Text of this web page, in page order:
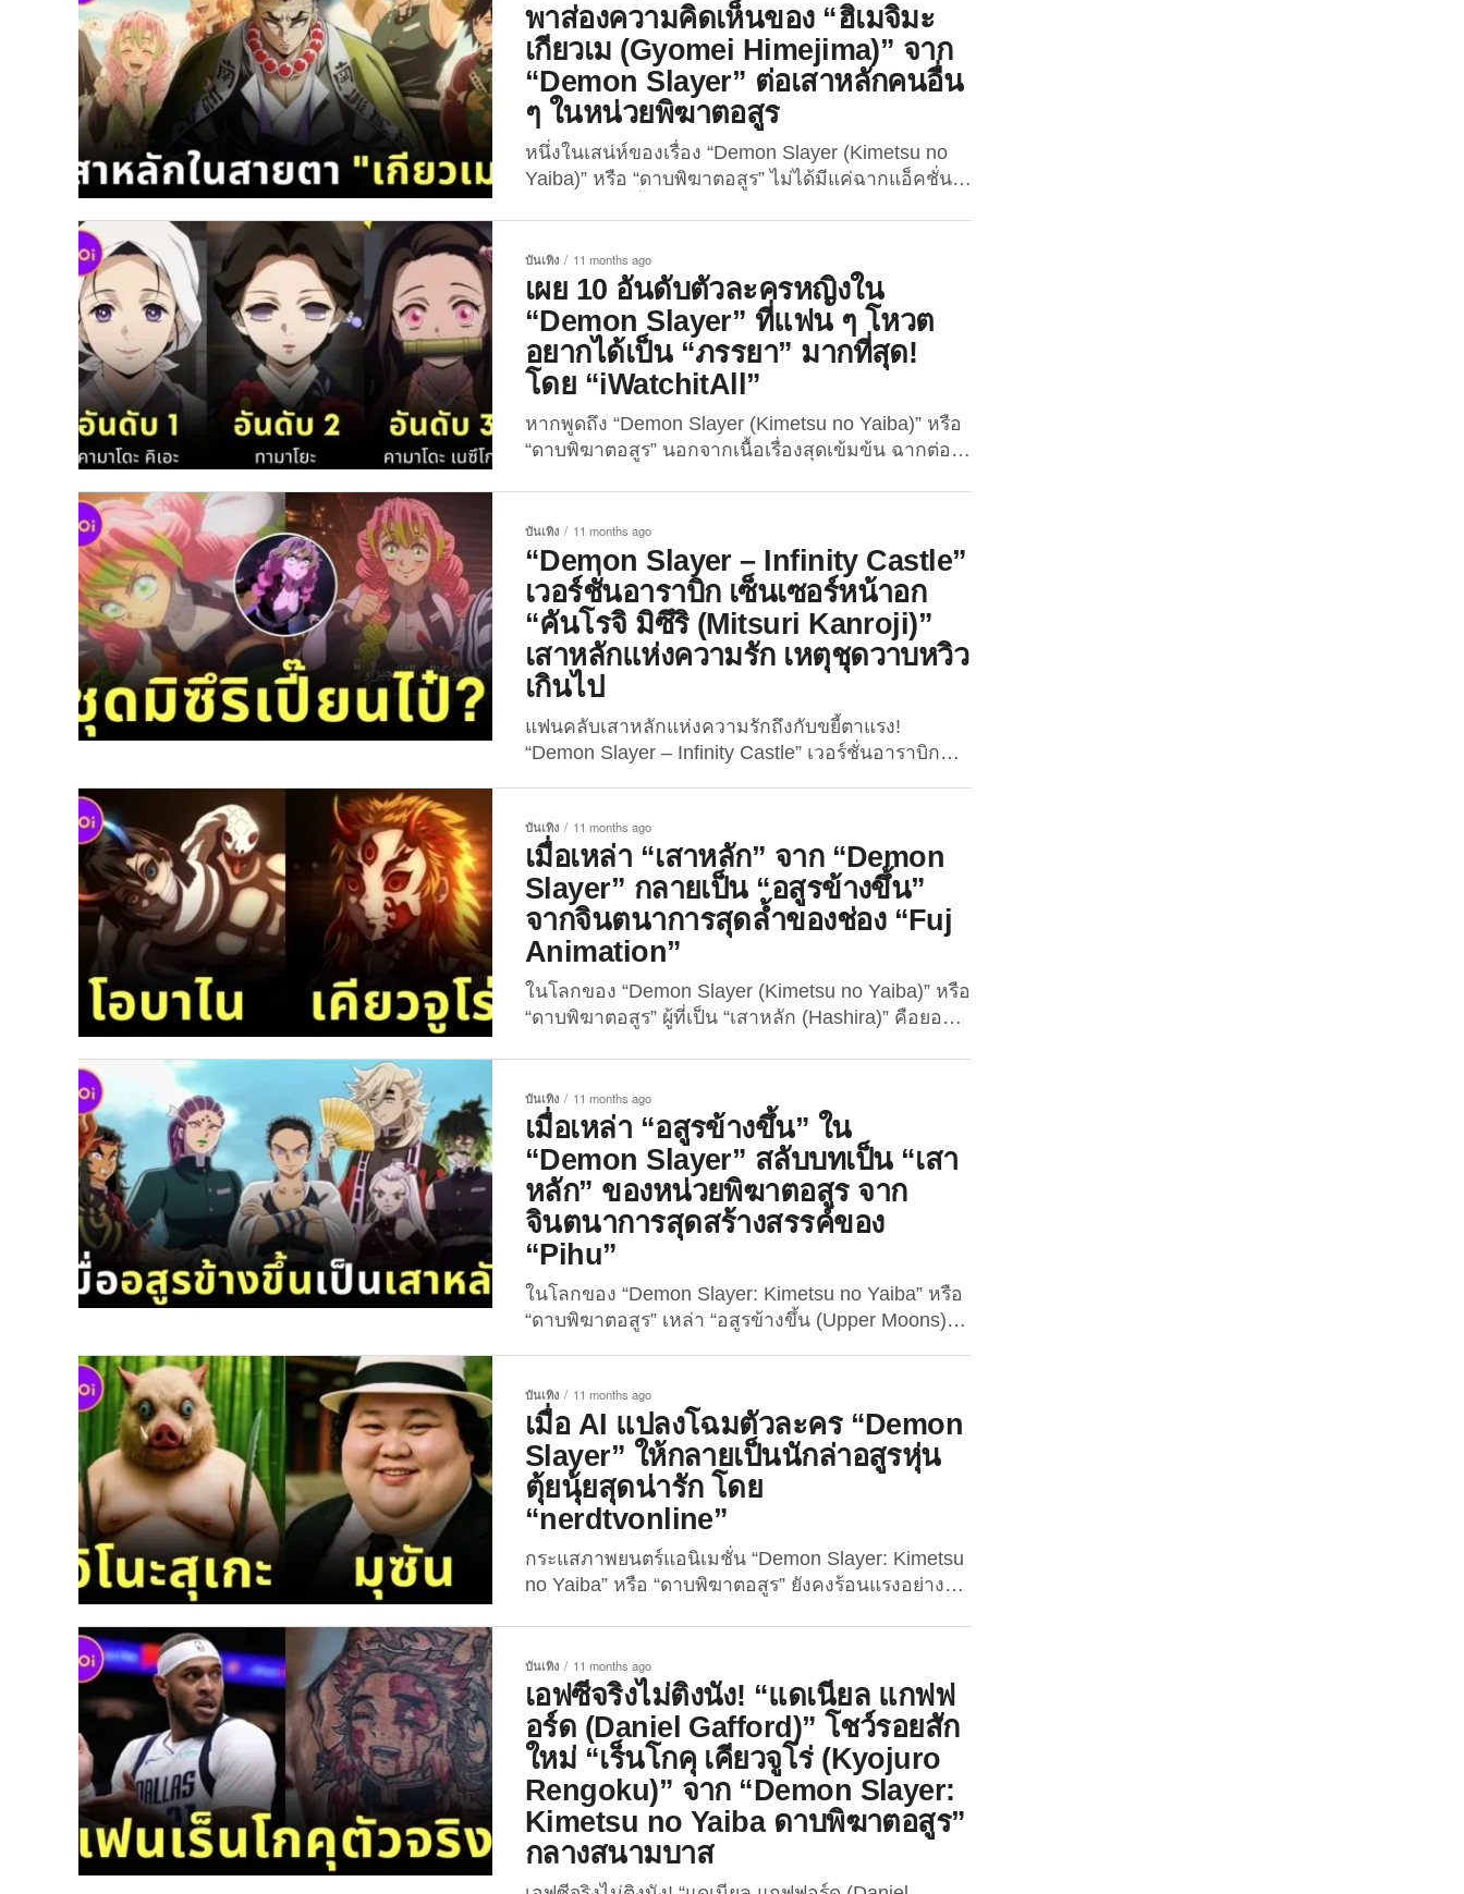
โลกออนไลน์ก็มีไวรัลใหม่จากผู้ใช้ “Instagram” ชื่อว่า
“demonslayer.page” ที่ได้โพสต์ภาพ Before & After...
พาส่องความคิดเห็นของ “ฮิเมจิมะ
เกียวเม (Gyomei Himejima)” จาก
“Demon Slayer” ต่อเสาหลักคนอื่น
ๆ ในหน่วยพิฆาตอสูร
หนึ่งในเสน่ห์ของเรื่อง “Demon Slayer (Kimetsu no
Yaiba)” หรือ “ดาบพิฆาตอสูร” ไม่ได้มีแค่ฉากแอ็คชั่น
กลุ่ม “เสาหลัก (Hashiras)” ซึ่งเป็นยอดนักล่าอสูรของ
หน่วยพิฆาตอสูร หากเพื่อน ๆ อ่านมังงะของการ์ตูน
เรื่องนี้ ในช่วงท้ายของหนังสือการ์ตูน ช่วง “ซุบซิบยุค
ไทโช” ซึ่งจะเผยข้อมูลเสริมจากต้นฉบับมังงะ โดยใน
ช่วงหนึ่ง...
บันเทิง 11 months ago
เผย 10 อันดับตัวละครหญิงใน
“Demon Slayer” ที่แฟน ๆ โหวต
อยากได้เป็น “ภรรยา” มากที่สุด!
โดย “iWatchitAll”
หากพูดถึง “Demon Slayer (Kimetsu no Yaiba)” หรือ
“ดาบพิฆาตอสูร” นอกจากเนื้อเรื่องสุดเข้มข้น ฉากต่อสู้
ละครหญิงที่ทั้งน่ารัก เท่ และมีเสน่ห์ในแบบของตัวเอง!
ดังนั้นในบทความนี้ The Joi เลยจะพาเพื่อน ๆ ไปส่อง
10 อันดับตัวละครหญิงใน “Demon...
บันเทิง 11 months ago
“Demon Slayer – Infinity Castle”
เวอร์ชั่นอาราบิก เซ็นเซอร์หน้าอก
“คันโรจิ มิซึริ (Mitsuri Kanroji)”
เสาหลักแห่งความรัก เหตุชุดวาบหวิว
เกินไป
แฟนคลับเสาหลักแห่งความรักถึงกับขยี้ตาแรง!
“Demon Slayer – Infinity Castle” เวอร์ชั่นอาราบิก
ผ่านมา ผู้ใช้บัญชี “Reddit” รายหนึ่งได้ออกมาโพสต์
ภาพและแชร์เรื่องราวสุดแปลกเกี่ยวกับภาพยนตร์แอนิ
เมชั่นชื่อดัง “Demon Slayer: Infinity...
บันเทิง 11 months ago
เมื่อเหล่า “เสาหลัก” จาก “Demon
Slayer” กลายเป็น “อสูรข้างขึ้น”
จากจินตนาการสุดล้ำของช่อง “Fuj
Animation”
ในโลกของ “Demon Slayer (Kimetsu no Yaiba)” หรือ
“ดาบพิฆาตอสูร” ผู้ที่เป็น “เสาหลัก (Hashira)” คือยอด
มีการแชร์ผลงานจากช่อง “YouTube” ชื่อว่า “Fuj
Animation” ที่ตั้งคำถามสมมุติว่า “ถ้าเหล่าเสาหลัก
กลายเป็นหนึ่งใน 12 อสูรจันทราของราชาอสูรอย่าง “คิ
บุตสึจิ มุซัน...
บันเทิง 11 months ago
เมื่อเหล่า “อสูรข้างขึ้น” ใน
“Demon Slayer” สลับบทเป็น “เสา
หลัก” ของหน่วยพิฆาตอสูร จาก
จินตนาการสุดสร้างสรรค์ของ
“Pihu”
ในโลกของ “Demon Slayer: Kimetsu no Yaiba” หรือ
“ดาบพิฆาตอสูร” เหล่า “อสูรข้างขึ้น (Upper Moons)”
กำจัดเหล่าอสูรให้สิ้นซาก แต่เพื่อน ๆ เคยคิดเล่น ๆ มั้ย
ว่า… จะเกิดอะไรขึ้นหากสองฝ่ายนี้ “สลับบทบาท” กัน?
...
บันเทิง 11 months ago
เมื่อ AI แปลงโฉมตัวละคร “Demon
Slayer” ให้กลายเป็นนักล่าอสูรหุ่น
ตุ้ยนุ้ยสุดน่ารัก โดย
“nerdtvonline”
กระแสภาพยนตร์แอนิเมชั่น “Demon Slayer: Kimetsu
no Yaiba” หรือ “ดาบพิฆาตอสูร” ยังคงร้อนแรงอย่างต่อ
ออกมาให้แฟน ๆ ได้ชื่นชมกันไม่ได้พัก ไม่ได้หลับได้
นอนเช่นกัน ล่าสุดมีบัญชีอินสตาแกรมชื่อว่า
“nerdtvonline” ได้ปล่อยภาพผลงานไม่เหมือนใคร เป็น
คลิปวิดีโอที่เผยให้เห็นภาพของเหล่าตัวละครจากอนิ
เมะสุดฮิต “Demon Slayer” ในเวอร์ชัน “หุ่นตุ้ยนุ้ย!” ที่
สร้างขึ้นโดยเทคโนโลยีปัญญาประดิษฐ์ (AI) ซึ่งสามารถ
ปรับโครงสร้างรูปลักษณ์ของตัวละครให้ออกมามีรูปร่าง
อวบอั๋น หัวกลม...
บันเทิง 11 months ago
เอฟซีจริงไม่ติงนัง! “แดเนียล แกฟฟ
อร์ด (Daniel Gafford)” โชว์รอยสัก
ใหม่ “เร็นโกคุ เคียวจูโร่ (Kyojuro
Rengoku)” จาก “Demon Slayer:
Kimetsu no Yaiba ดาบพิฆาตอสูร”
กลางสนามบาส